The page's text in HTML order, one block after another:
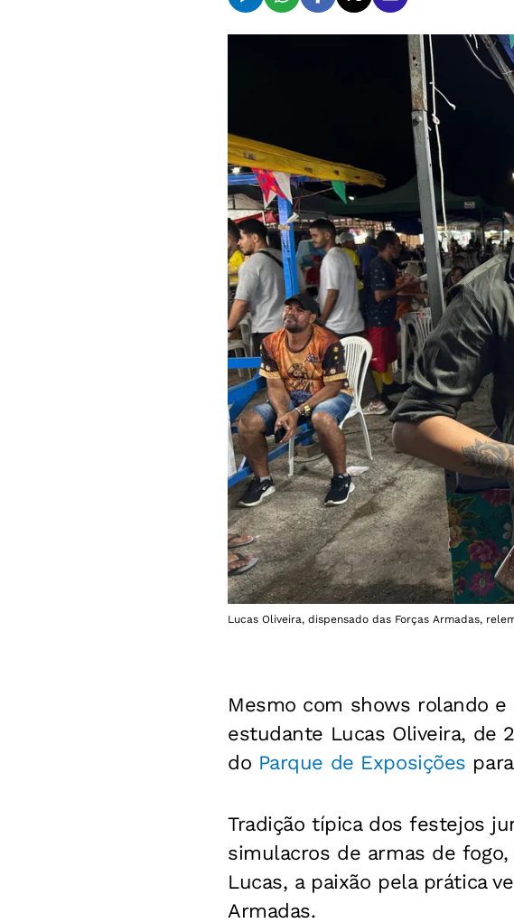
Lucas Oliveira, dispensado das Forças Armadas,
Mesmo com shows rolando
estudante Lucas Oliveira, de
do Parque de Exposições
Tradição típica dos festejos
simulacros de armas de
Lucas, a paixão pela prática
Armadas.